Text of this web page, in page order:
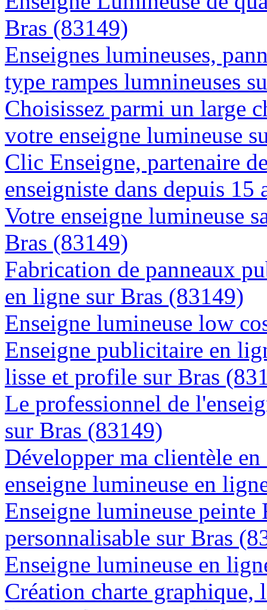
Bras (83149)
Enseignes lumineuses,
type rampes lumnineuses
Choisissez parmi un large
votre enseigne lumineuse
Clic Enseigne, partenaire
enseigniste dans depuis 15
Votre enseigne lumineuse
Bras (83149)
Fabrication de panneaux
en ligne sur Bras (83149)
Enseigne lumineuse low
Enseigne publicitaire en
lisse et profile sur Bras
Le professionnel de
sur Bras (83149)
Développer ma clientèle
enseigne lumineuse en
Enseigne lumineuse
personnalisable sur Bras
Enseigne lumineuse en
Création charte graphique,